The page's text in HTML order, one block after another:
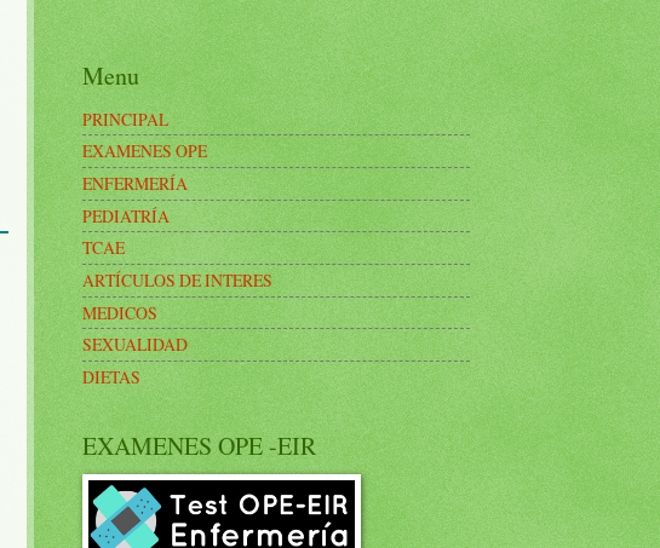
Menu
PRINCIPAL
EXAMENES OPE
ENFERMERÍA
PEDIATRÍA
TCAE
ARTÍCULOS DE INTERES
MEDICOS
SEXUALIDAD
DIETAS
EXAMENES OPE -EIR